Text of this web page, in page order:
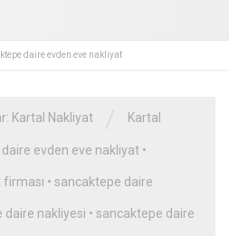
daire evden eve nakliyat
Kartal Nakliyat Kartal
evden eve nakliyat •
• sancaktepe daire
daire nakliyesi • sancaktepe daire